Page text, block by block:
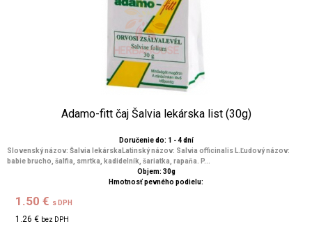
Adamo-fitt čaj Šalvia lekárska list (30g)
Doručenie do: 1 - 4 dní
Slovenský názov: Šalvia lekárskaLatinský názov: Salvia officinalis L.Ľudový názov:
babie brucho, šalfia, smrtka, kadidelník, šariatka, rapaňa. P...
Objem: 30g
Hmotnosť pevného podielu:
1.50 € s DPH
1.26 € bez DPH